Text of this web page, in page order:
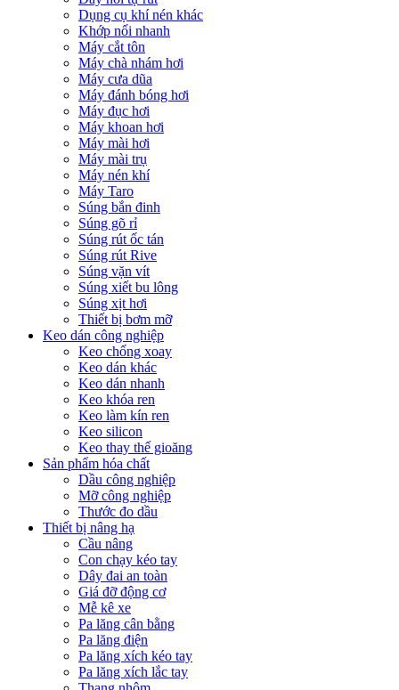
Dụng cụ khí nén khác
Khớp nối nhanh
Máy cắt tôn
Máy chà nhám hơi
Máy cưa dũa
Máy đánh bóng hơi
Máy đục hơi
Máy khoan hơi
Máy mài hơi
Máy mài trụ
Máy nén khí
Máy Taro
Súng bắn đinh
Súng gõ rỉ
Súng rút ốc tán
Súng rút Rive
Súng vặn vít
Súng xiết bu lông
Súng xịt hơi
Thiết bị bơm mỡ
Keo dán công nghiệp
Keo chống xoay
Keo dán khác
Keo dán nhanh
Keo khóa ren
Keo làm kín ren
Keo silicon
Keo thay thế gioăng
Sản phẩm hóa chất
Dầu công nghiệp
Mỡ công nghiệp
Thước đo dầu
Thiết bị nâng hạ
Cầu nâng
Con chạy kéo tay
Dây đai an toàn
Giá đỡ động cơ
Mễ kê xe
Pa lăng cân bằng
Pa lăng điện
Pa lăng xích kéo tay
Pa lăng xích lắc tay